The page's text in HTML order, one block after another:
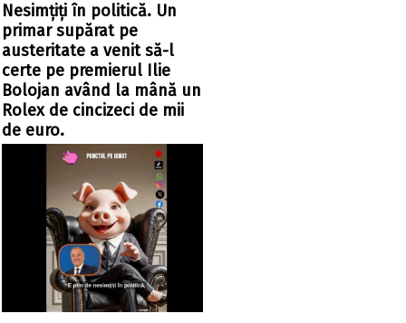
Nesimțiți în politică. Un
primar supărat pe
austeritate a venit să-l
certe pe premierul Ilie
Bolojan având la mână un
Rolex de cincizeci de mii
de euro.